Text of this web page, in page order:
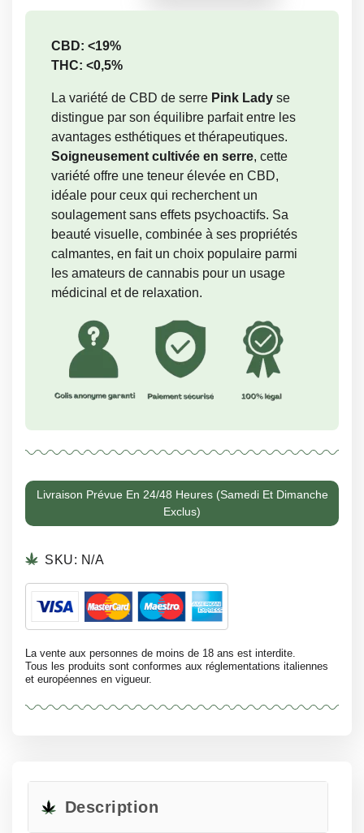
Pink
CBD: <19%
THC: <0,5%
La variété de CBD de serre Pink Lady se
distingue par son équilibre parfait entre les
avantages esthétiques et thérapeutiques.
Soigneusement cultivée en serre, cette
variété offre une teneur élevée en CBD,
idéale pour ceux qui recherchent un
soulagement sans effets psychoactifs. Sa
beauté visuelle, combinée à ses propriétés
calmantes, en fait un choix populaire parmi
les amateurs de cannabis pour un usage
médicinal et de relaxation.
Livraison Prévue En 24/48 Heures (samedi Et Dimanche
Exclus)
SKU: N/A
La vente aux personnes de moins de 18 ans est interdite.
Tous les produits sont conformes aux réglementations italiennes
et européennes en vigueur.
Description